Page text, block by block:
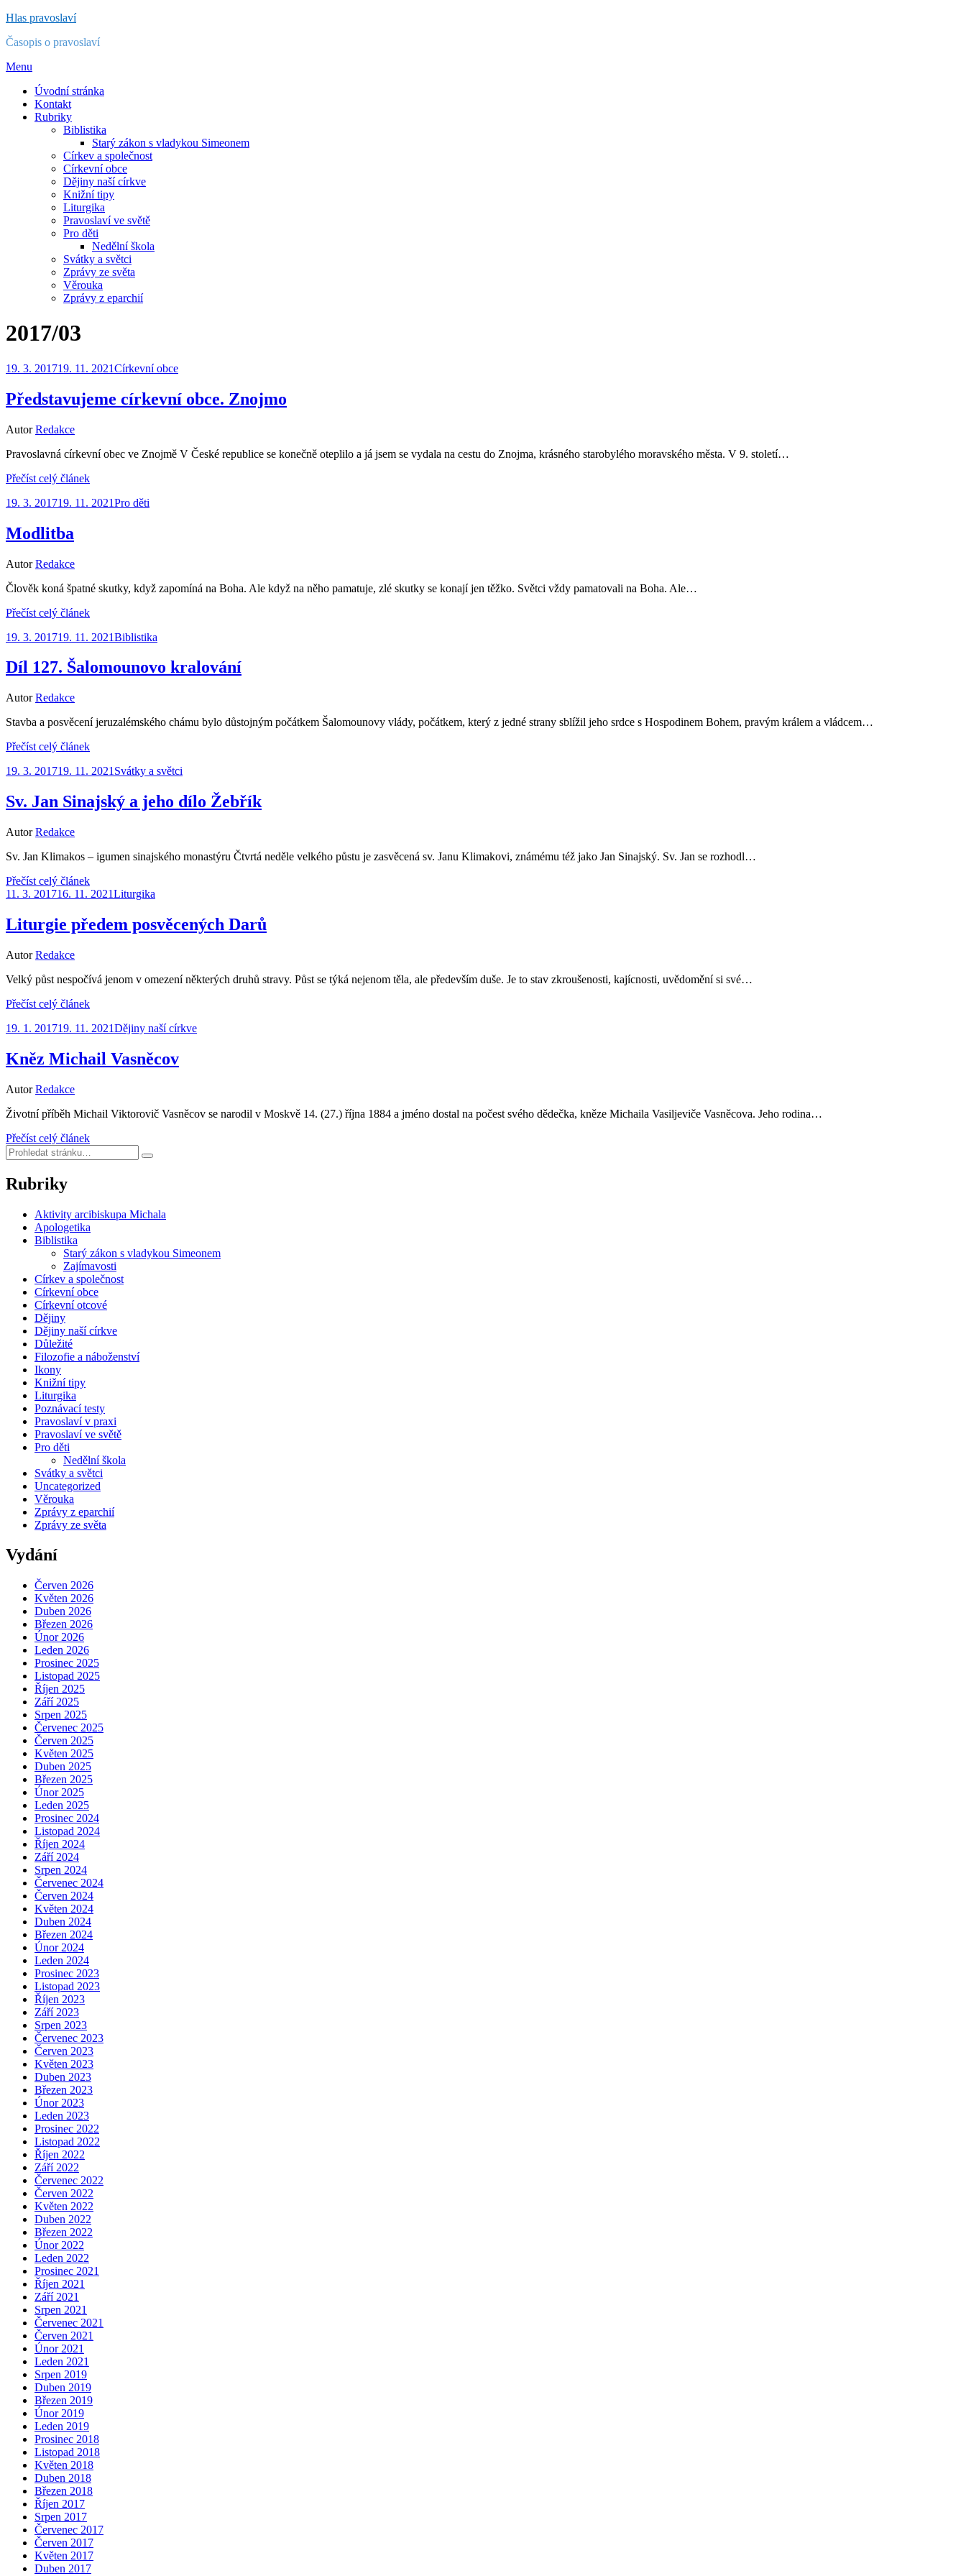
Přejít
obsahu
Hlas pravoslaví
Časopis o pravoslaví
Menu
Úvodní stránka
Kontakt
Rubriky
Biblistika
Starý zákon s vladykou Simeonem
Církev a společnost
Církevní obce
Dějiny naší církve
Knižní tipy
Liturgika
Pravoslaví ve světě
Pro děti
Nedělní škola
Svátky a světci
Zprávy ze světa
Věrouka
Zprávy z eparchií
Štítek
:
2017/03
Zveřejněno
19. 3. 201719. 11. 2021Církevní obce
Představujeme církevní obce. Znojmo
AutorRedakce
Pravoslavná církevní obec ve Znojmě V České republice se konečně oteplilo a já jsem se vydala na cestu do Znojma, krásného starobylého moravského města. V 9. století…
Přečíst celý článek
Zveřejněno
19. 3. 201719. 11. 2021Pro děti
Modlitba
AutorRedakce
Člověk koná špatné skutky, když zapomíná na Boha. Ale když na něho pamatuje, zlé skutky se konají jen těžko. Světci vždy pamatovali na Boha. Ale…
Přečíst celý článek
Zveřejněno
19. 3. 201719. 11. 2021Biblistika
Díl 127. Šalomounovo kralování
AutorRedakce
Stavba a posvěcení jeruzalémského chámu bylo důstojným počátkem Šalomounovy vlády, počátkem, který z jedné strany sblížil jeho srdce s Hospodinem Bohem, pravým králem a vládcem…
Přečíst celý článek
Zveřejněno
19. 3. 201719. 11. 2021 Svátky a světci
Sv. Jan Sinajský a jeho dílo Žebřík
AutorRedakce
Sv. Jan Klimakos – igumen sinajského monastýru Čtvrtá neděle velkého půstu je zasvěcená sv. Janu Klimakovi, známému též jako Jan Sinajský. Sv. Jan se rozhodl…
Přečíst celý článek
Zveřejněno
11. 3. 201716. 11. 2021Liturgika
Liturgie předem posvěcených Darů
AutorRedakce
Velký půst nespočívá jenom v omezení některých druhů stravy. Půst se týká nejenom těla, ale především duše. Je to stav zkroušenosti, kajícnosti, uvědomění si své…
Přečíst celý článek
Zveřejněno
19. 1. 201719. 11. 2021Dějiny naší církve
Kněz Michail Vasněcov
AutorRedakce
Životní příběh Michail Viktorovič Vasněcov se narodil v Moskvě 14. (27.) října 1884 a jméno dostal na počest svého dědečka, kněze Michaila Vasiljeviče Vasněcova. Jeho rodina…
Přečíst celý článek
Hledat:
Hledat
Rubriky
Aktivity arcibiskupa Michala
Apologetika
Biblistika
Starý zákon s vladykou Simeonem
Zajímavosti
Církev a společnost
Církevní obce
Církevní otcové
Dějiny
Dějiny naší církve
Důležité
Filozofie a náboženství
Ikony
Knižní tipy
Liturgika
Poznávací testy
Pravoslaví v praxi
Pravoslaví ve světě
Pro děti
Nedělní škola
Svátky a světci
Uncategorized
Věrouka
Zprávy z eparchií
Zprávy ze světa
Vydání
Červen 2026
Květen 2026
Duben 2026
Březen 2026
Únor 2026
Leden 2026
Prosinec 2025
Listopad 2025
Říjen 2025
Září 2025
Srpen 2025
Červenec 2025
Červen 2025
Květen 2025
Duben 2025
Březen 2025
Únor 2025
Leden 2025
Prosinec 2024
Listopad 2024
Říjen 2024
Září 2024
Srpen 2024
Červenec 2024
Červen 2024
Květen 2024
Duben 2024
Březen 2024
Únor 2024
Leden 2024
Prosinec 2023
Listopad 2023
Říjen 2023
Září 2023
Srpen 2023
Červenec 2023
Červen 2023
Květen 2023
Duben 2023
Březen 2023
Únor 2023
Leden 2023
Prosinec 2022
Listopad 2022
Říjen 2022
Září 2022
Červenec 2022
Červen 2022
Květen 2022
Duben 2022
Březen 2022
Únor 2022
Leden 2022
Prosinec 2021
Říjen 2021
Září 2021
Srpen 2021
Červenec 2021
Červen 2021
Únor 2021
Leden 2021
Srpen 2019
Duben 2019
Březen 2019
Únor 2019
Leden 2019
Prosinec 2018
Listopad 2018
Květen 2018
Duben 2018
Březen 2018
Říjen 2017
Srpen 2017
Červenec 2017
Červen 2017
Květen 2017
Duben 2017